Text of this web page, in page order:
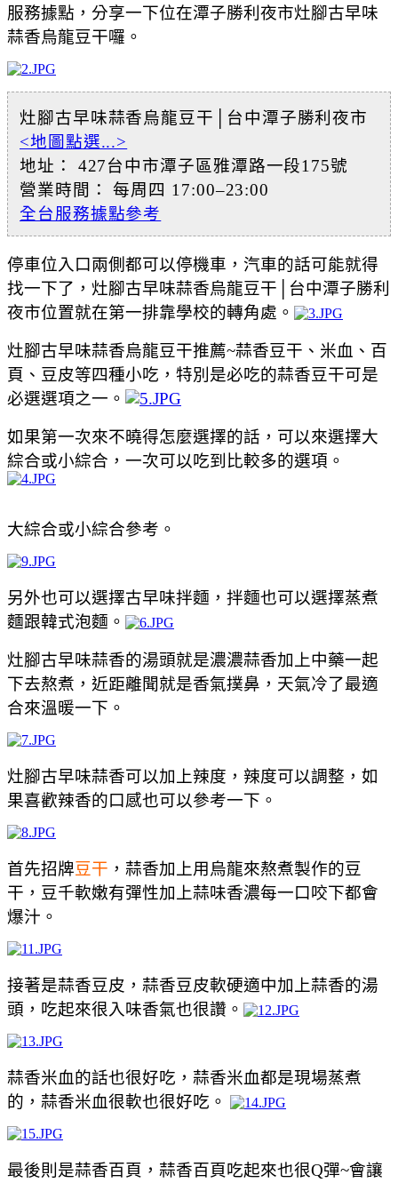
服務據點，分享一下位在潭子勝利夜市灶腳古早味
蒜香烏龍豆干囉。
灶腳古早味蒜香烏龍豆干│台中潭子勝利夜市
<地圖點選...>
地址： 427台中市潭子區雅潭路一段175號
營業時間： 每周四 17:00–23:00
全台服務據點參考
停車位入口兩側都可以停機車，汽車的話可能就得
找一下了，灶腳古早味蒜香烏龍豆干│台中潭子勝利
夜市位置就在第一排靠學校的轉角處。
灶腳古早味蒜香烏龍豆干推薦~蒜香豆干、米血、百
頁、豆皮等四種小吃，特別是必吃的蒜香豆干可是
必選選項之一。
如果第一次來不曉得怎麼選擇的話，可以來選擇大
綜合或小綜合，一次可以吃到比較多的選項。
大綜合或小綜合參考。
另外也可以選擇古早味拌麵，拌麵也可以選擇蒸煮
麵跟韓式泡麵。
灶腳古早味蒜香的湯頭就是濃濃蒜香加上中藥一起
下去熬煮，近距離聞就是香氣撲鼻，天氣冷了最適
合來溫暖一下。
灶腳古早味蒜香可以加上辣度，辣度可以調整，如
果喜歡辣香的口感也可以參考一下。
首先招牌豆干 ，蒜香加上用烏龍來熬煮製作的豆
干， 豆千軟嫩有彈性加上蒜味香濃每一口咬下都會
爆汁。
接著是蒜香豆皮， 蒜香豆皮軟硬適中加上蒜香的湯
頭，吃起來很入味香氣也很讚。
蒜香米血的話也很好吃， 蒜香米血都是現場蒸煮
的， 蒜香米血很軟也很好吃。
最後則是蒜香百頁， 蒜香百頁吃起來也很Q彈~會讓